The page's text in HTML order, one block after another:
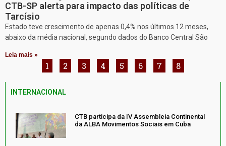
CTB-SP alerta para impacto das políticas de
Tarcísio
Estado teve crescimento de apenas 0,4% nos últimos 12 meses,
abaixo da média nacional, segundo dados do Banco Central São
Leia mais »
1 2 3 4 5 6 7 8
INTERNACIONAL
CTB participa da IV Assembleia Continental
da ALBA Movimentos Sociais em Cuba